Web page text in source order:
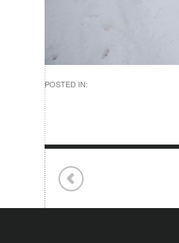
POSTED IN: